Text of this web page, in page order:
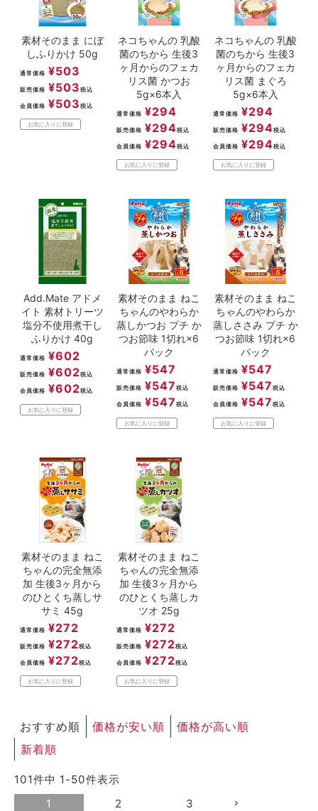
素材そのまま にぼ
しふりかけ 50g
通常価格 ¥503
販売価格 ¥503 税込
会員価格 ¥503 税込
お気に入りに登録
ネコちゃんの 乳酸
菌のちから 生後3
ヶ月からのフェカ
リス菌 かつお
5g×6本入
通常価格 ¥294
販売価格 ¥294税込
会員価格 ¥294税込
お気に入りに登録
ネコちゃんの 乳酸
菌のちから 生後3
ヶ月からのフェカ
リス菌 まぐろ
5g×6本入
通常価格 ¥294
販売価格 ¥294税込
会員価格 ¥294税込
お気に入りに登録
Add.Mate アドメ
イト 素材トリーツ
塩分不使用煮干し
ふりかけ 40g
通常価格 ¥602
販売価格 ¥602税込
会員価格 ¥602税込
お気に入りに登録
素材そのまま ねこ
ちゃんのやわらか
蒸しかつお プチ か
つお節味 1切れ×6
パック
通常価格 ¥547
販売価格 ¥547 税込
会員価格 ¥547 税込
お気に入りに登録
素材そのまま ねこ
ちゃんのやわらか
蒸しささみ プチ か
つお節味 1切れ×6
パック
通常価格 ¥547
販売価格 ¥547 税込
会員価格 ¥547 税込
お気に入りに登録
素材そのまま ねこ
ちゃんの完全無添
加 生後3ヶ月から
のひとくち蒸しサ
サミ 45g
通常価格 ¥272
販売価格 ¥272税込
会員価格 ¥272税込
お気に入りに登録
素材そのまま ねこ
ちゃんの完全無添
加 生後3ヶ月から
のひとくち蒸しカ
ツオ 25g
通常価格 ¥272
販売価格 ¥272税込
会員価格 ¥272税込
お気に入りに登録
おすすめ順 価格が安い順
価格が高い順
新着順
101件中 1 -50件表示
1
2 3